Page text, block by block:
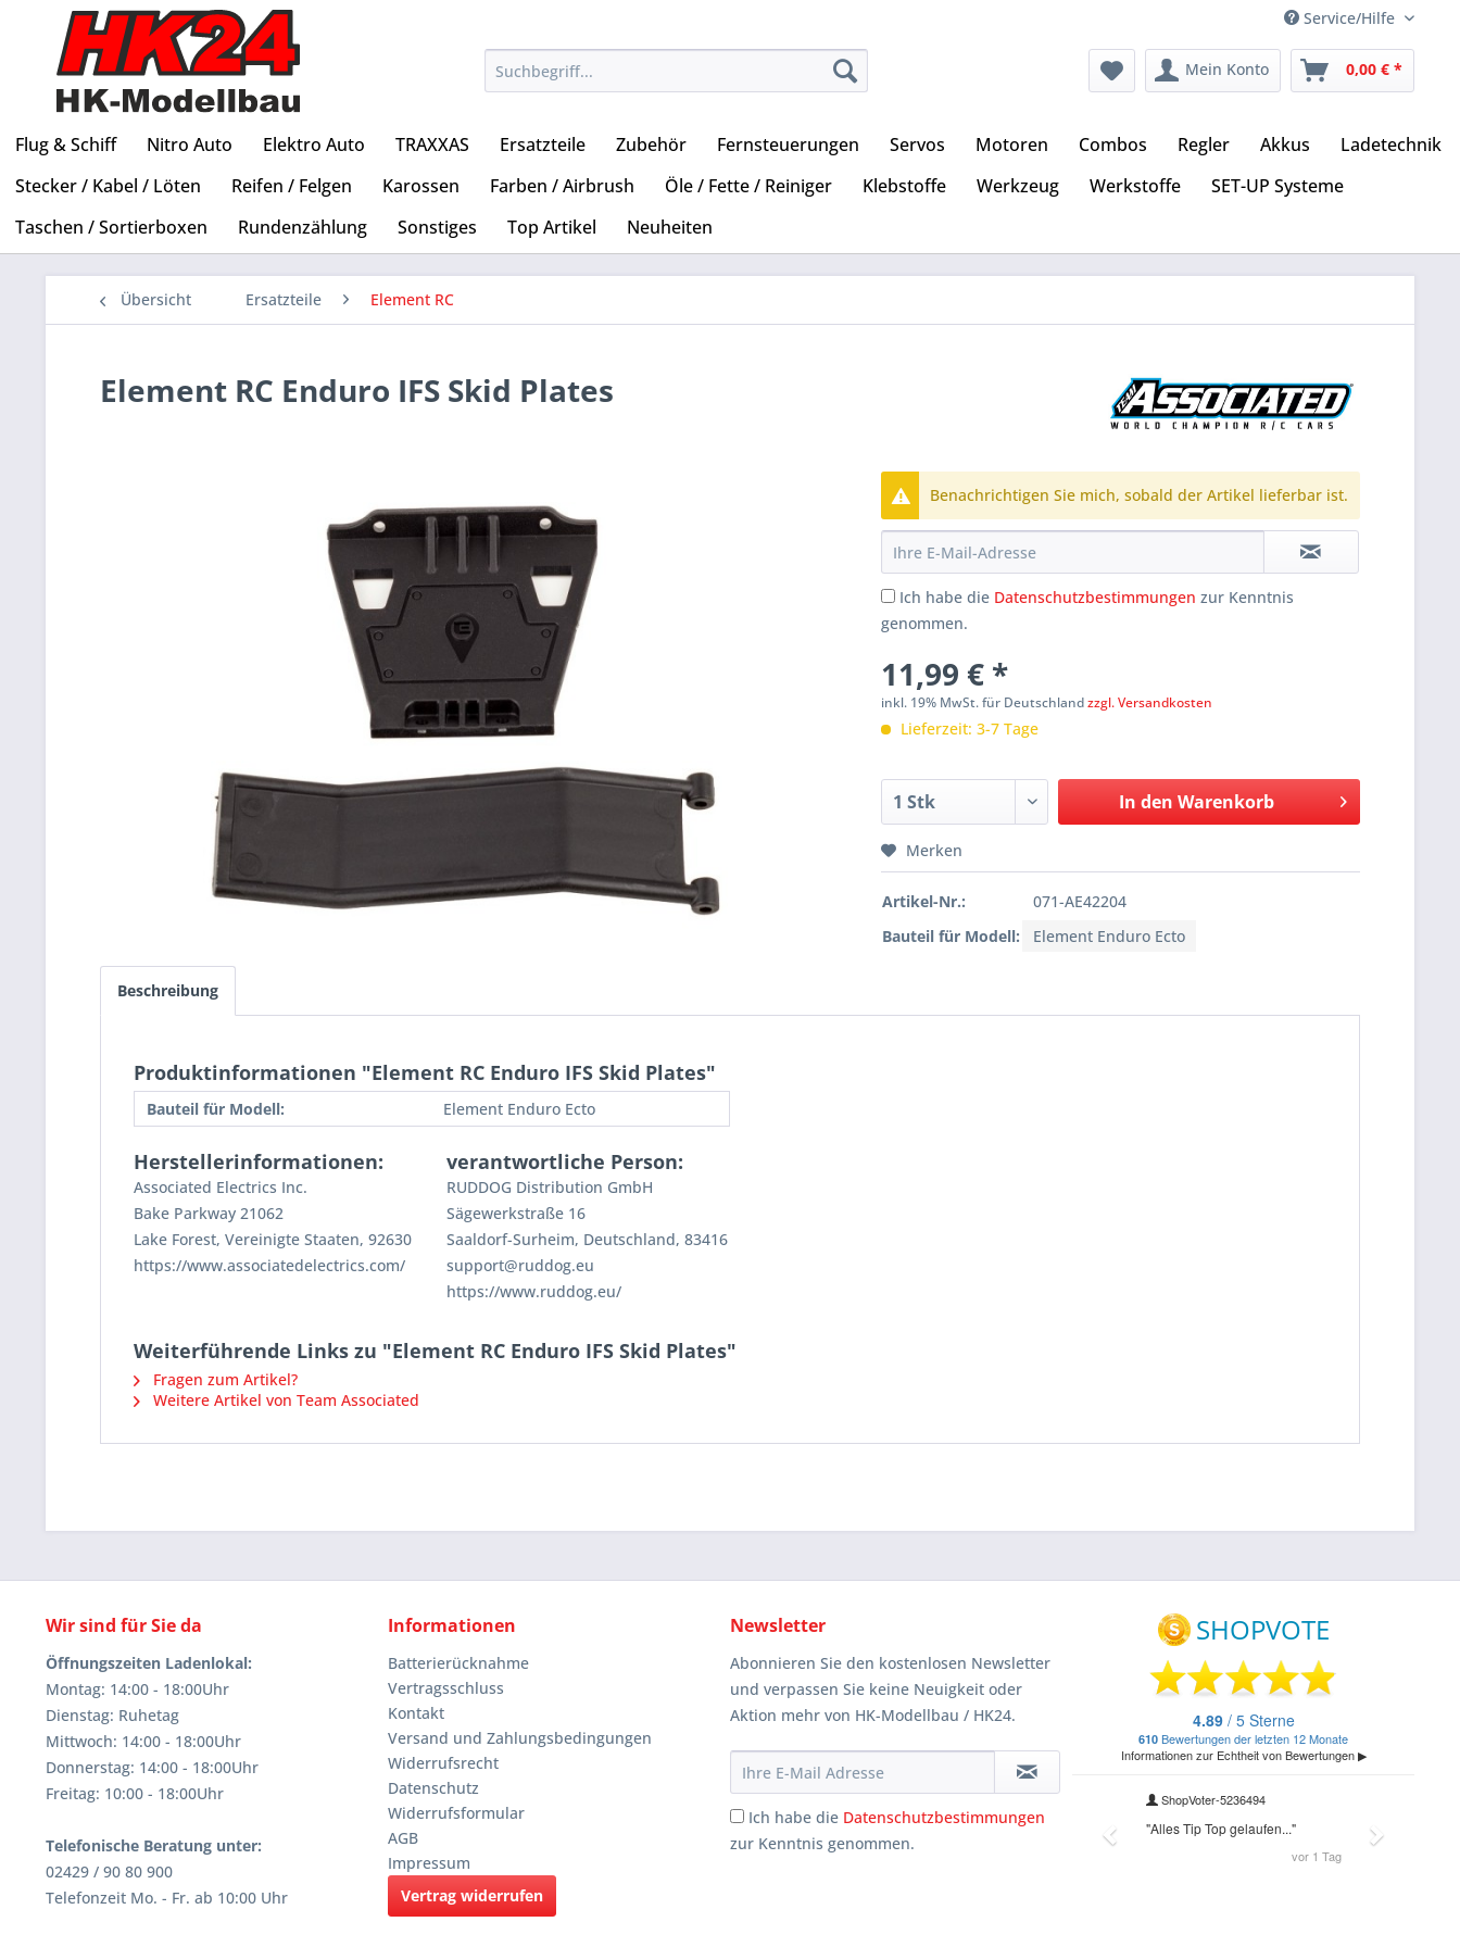
Service/Hilfe
Mein Konto 0,00 € *
Flug & Schiff Nitro Auto Elektro Auto TRAXXAS Ersatzteile Zubehör Fernsteuerungen Servos Motoren Combos Regler Akkus
Ladetechnik
Stecker / Kabel / Löten
Reifen / Felgen Karossen Farben / Airbrush Öle / Fette / Reiniger Klebstoffe Werkzeug Werkstoffe
SET-UP Systeme
Taschen / Sortierboxen
Rundenzählung Sonstiges Top Artikel Neuheiten
Übersicht Ersatzteile Element RC
Element RC Enduro IFS Skid Plates
Benachrichtigen Sie mich, sobald der Artikel lieferbar ist.
Ich habe die Datenschutzbestimmungen zur Kenntnis
genommen.
11,99 € *
inkl. 19% MwSt. für Deutschlandzzgl. Versandkosten
Lieferzeit: 3-7 Tage
In den Warenkorb
Merken
Artikel-Nr.:
071-AE42204
Bauteil für Modell:
Element Enduro Ecto
Beschreibung
Produktinformationen "Element RC Enduro IFS Skid Plates"
Bauteil für Modell: Element Enduro Ecto
Herstellerinformationen:
Associated Electrics Inc.
Bake Parkway 21062
Lake Forest, Vereinigte Staaten, 92630
https://www.associatedelectrics.com/
verantwortliche Person:
RUDDOG Distribution GmbH
Sägewerkstraße 16
Saaldorf-Surheim, Deutschland, 83416
support@ruddog.eu
https://www.ruddog.eu/
Weiterführende Links zu "Element RC Enduro IFS Skid Plates"
Fragen zum Artikel?
Weitere Artikel von Team Associated
Wir sind für Sie da
Öffnungszeiten Ladenlokal:
Montag: 14:00 - 18:00Uhr
Dienstag: Ruhetag
Mittwoch: 14:00 - 18:00Uhr
Donnerstag: 14:00 - 18:00Uhr
Freitag: 10:00 - 18:00Uhr
Telefonische Beratung unter:
02429 / 90 80 900
Telefonzeit Mo. - Fr. ab 10:00 Uhr
Informationen
Batterierücknahme
Vertragsschluss
Kontakt
Versand und Zahlungsbedingungen
Widerrufsrecht
Datenschutz
Widerrufsformular
AGB
Impressum
Vertrag widerrufen
Newsletter
Abonnieren Sie den kostenlosen Newsletter
und verpassen Sie keine Neuigkeit oder
Aktion mehr von HK-Modellbau / HK24.
Ich habe die Datenschutzbestimmungen
zur Kenntnis genommen.